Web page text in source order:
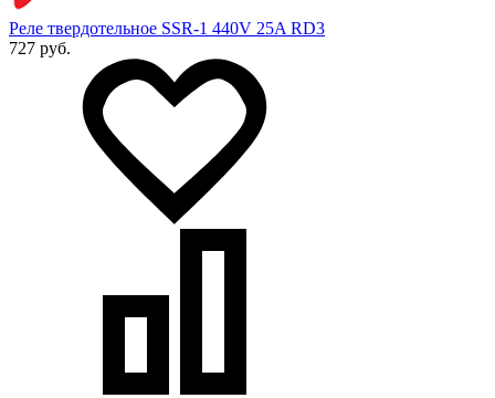
Реле твердотельное SSR-1 440V 25A RD3
727 руб.